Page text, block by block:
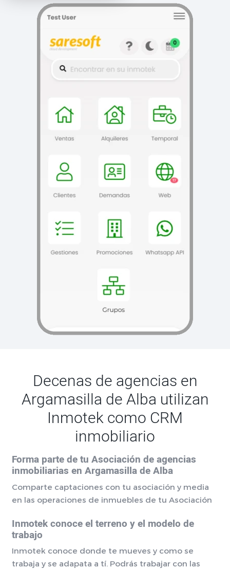
Decenas de agencias en
Argamasilla de Alba utilizan
Inmotek como CRM
inmobiliario
Forma parte de tu Asociación de agencias
inmobiliarias en Argamasilla de Alba
Comparte captaciones con tu asociación y media
en las operaciones de inmuebles de tu Asociación
Inmotek conoce el terreno y el modelo de
trabajo
Inmotek conoce donde te mueves y como se
trabaja y se adapata a tí. Podrás trabajar con las